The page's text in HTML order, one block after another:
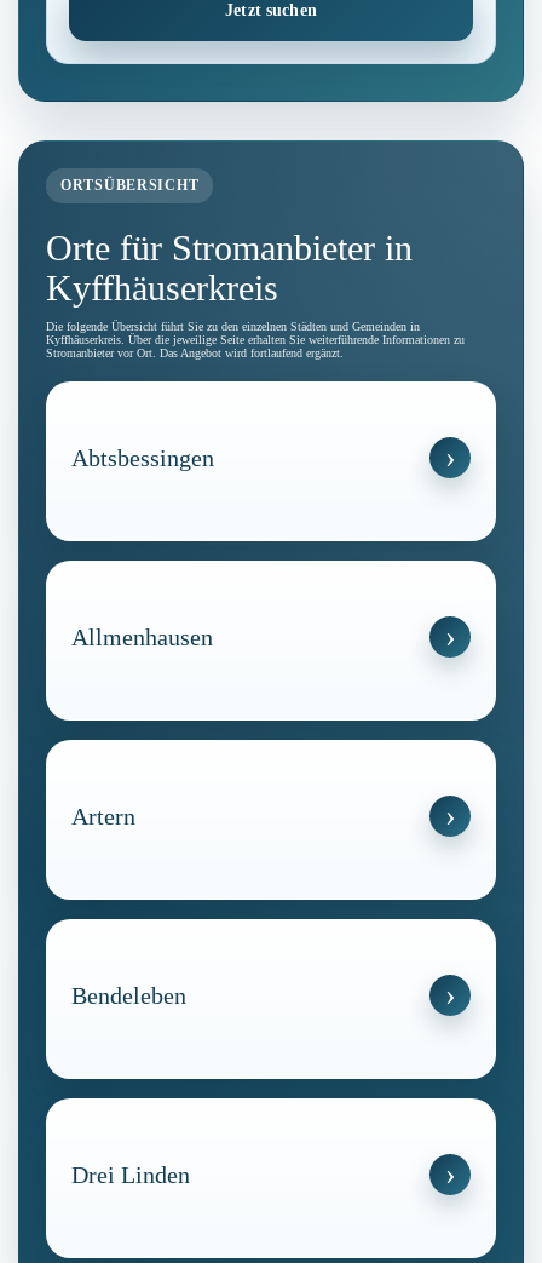
Jetzt suchen
ORTSÜBERSICHT
Orte für Stromanbieter in
Kyffhäuserkreis
Die folgende Übersicht führt Sie zu den einzelnen Städten und Gemeinden in
Kyffhäuserkreis. Über die jeweilige Seite erhalten Sie weiterführende Informationen zu
Stromanbieter vor Ort. Das Angebot wird fortlaufend ergänzt.
Abtsbessingen
Allmenhausen
Artern
Bendeleben
Drei Linden